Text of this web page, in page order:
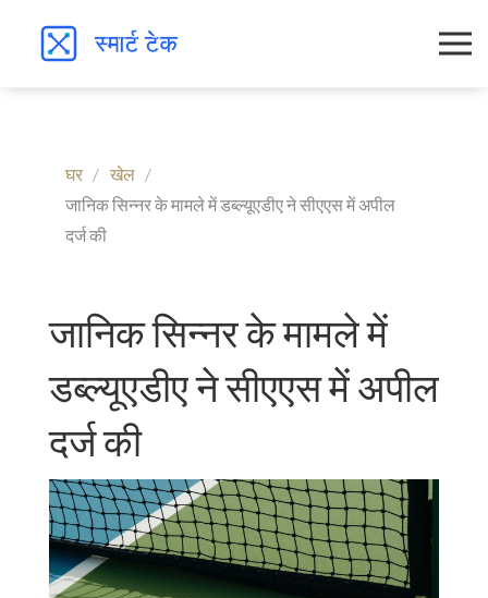
घर
खेल
जानिक सिन्नर के मामले में डब्ल्यूएडीए ने सीएएस में अपील
दर्ज की
जानिक सिन्नर के मामले में
डब्ल्यूएडीए ने सीएएस में अपील
दर्ज की